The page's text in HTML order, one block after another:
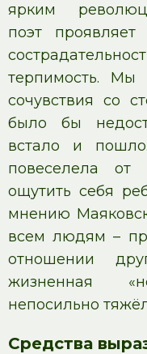
ярким
поэт
терпимость. Мы
сочувствия со
было бы
встало и
повеселела от
ощутить себя
мнению
всем людям –
отношении
жизненная
непосильно
Средства